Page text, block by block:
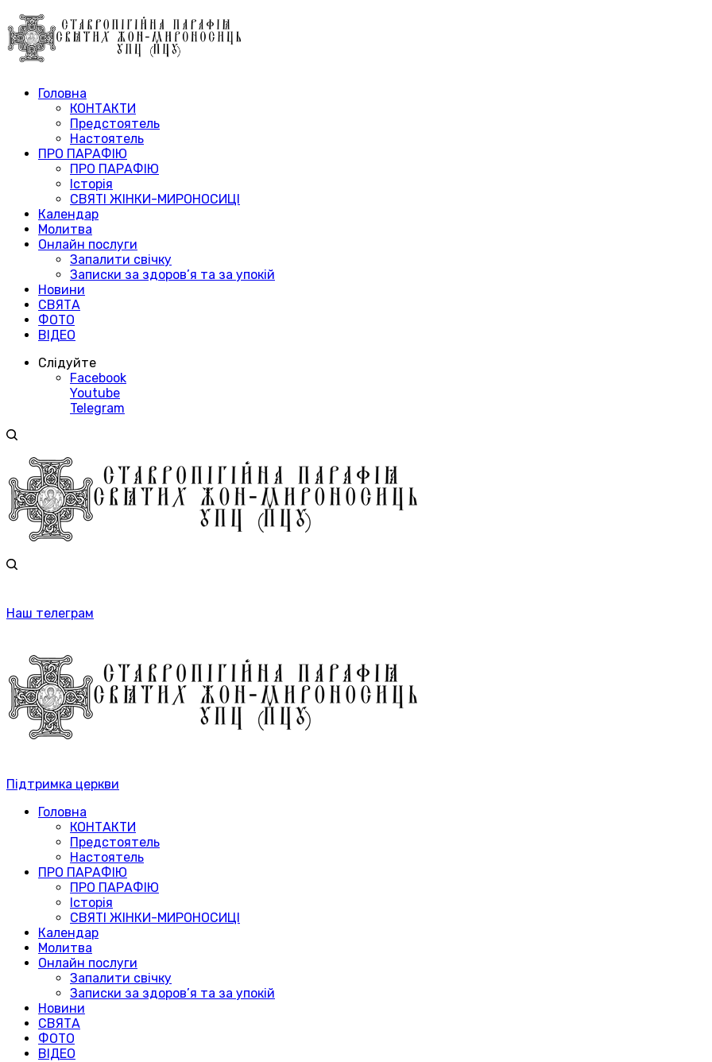
Головна
КОНТАКТИ
Предстоятель
Настоятель
ПРО ПАРАФІЮ
ПРО ПАРАФІЮ
Історія
СВЯТІ ЖІНКИ-МИРОНОСИЦІ
Календар
Молитва
Онлайн послуги
Запалити свічку
Записки за здоров’я та за упокій
Новини
СВЯТА
ФОТО
ВІДЕО
Слідуйте
Facebook
Youtube
Telegram
Наш телеграм
Підтримка церкви
Головна
КОНТАКТИ
Предстоятель
Настоятель
ПРО ПАРАФІЮ
ПРО ПАРАФІЮ
Історія
СВЯТІ ЖІНКИ-МИРОНОСИЦІ
Календар
Молитва
Онлайн послуги
Запалити свічку
Записки за здоров’я та за упокій
Новини
СВЯТА
ФОТО
ВІДЕО